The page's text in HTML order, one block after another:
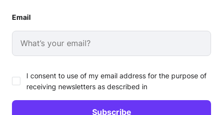
Email
I consent to use of my email address for the purpose of
receiving newsletters as described in